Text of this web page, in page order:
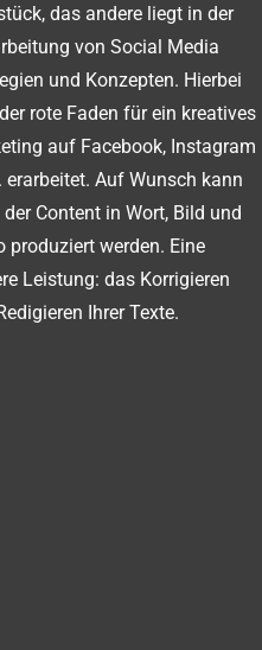
das andere liegt in der
von Social Media
und Konzepten. Hierbei
rote Faden für ein kreatives
auf Facebook, Instagram
erarbeitet. Auf Wunsch kann
der Content in Wort, Bild und
produziert werden. Eine
Leistung: das Korrigieren
Ihrer Texte.